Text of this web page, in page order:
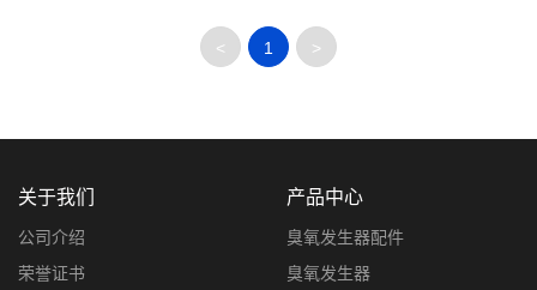
< 1 >
关于我们
公司介绍
荣誉证书
产品中心
臭氧发生器配件
臭氧发生器